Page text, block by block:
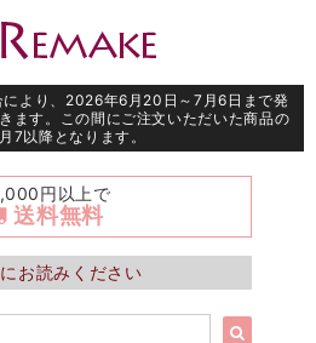
より、2026年6月20日～7月6日まで発
ます。この間にご注文いただいた商品の
7以降となります。
円以上で
送料無料
お読みください